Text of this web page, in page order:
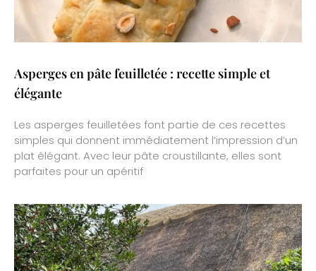
Asperges en pâte feuilletée : recette simple et
élégante
Les asperges feuilletées font partie de ces recettes
simples qui donnent immédiatement l’impression d’un
plat élégant. Avec leur pâte croustillante, elles sont
parfaites pour un apéritif